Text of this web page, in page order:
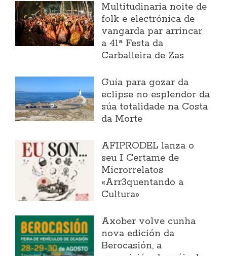
Multitudinaria noite de
folk e electrónica de
vangarda par arrincar
a 41ª Festa da
Carballeira de Zas
Guía para gozar da
eclipse no esplendor da
súa totalidade na Costa
da Morte
AFIPRODEL lanza o
seu I Certame de
Microrrelatos
«Arr3quentando a
Cultura»
Axober volve cunha
nova edición da
Berocasión, a